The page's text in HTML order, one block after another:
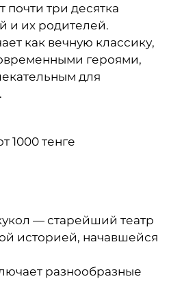
почти три десятка
и их родителей.
как вечную классику,
героями,
для
1000 тенге
— старейший театр
историей, начавшейся
разнообразные